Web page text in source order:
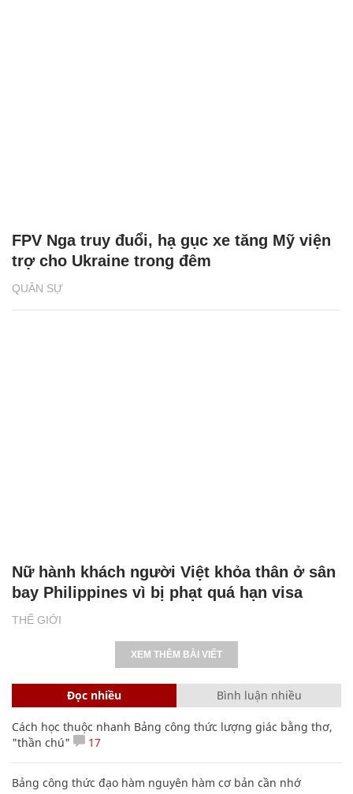
QUÂN SỰ
FPV Nga truy đuổi, hạ gục xe tăng Mỹ viện
trợ cho Ukraine trong đêm
THẾ GIỚI
Nữ hành khách người Việt khỏa thân ở sân
bay Philippines vì bị phạt quá hạn visa
XEM THÊM BÀI VIẾT
Đọc nhiều Bình luận nhiều
Cách học thuộc nhanh Bảng công thức lượng giác bằng thơ,
"thần chú"
17
Bảng công thức đạo hàm nguyên hàm cơ bản cần nhớ